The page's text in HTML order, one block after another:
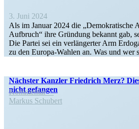
3. Juni 2024
Als im Januar 2024 die „Demokra­tische
Aufbruch“ ihre Gründung bekannt gab,
Die Partei sei ein verlän­gerter Arm
zu den Europa-Wahlen an. Was und wer
Nächster Kanzler Friedrich Merz?
nicht gefangen
Kommentar
Markus Schubert